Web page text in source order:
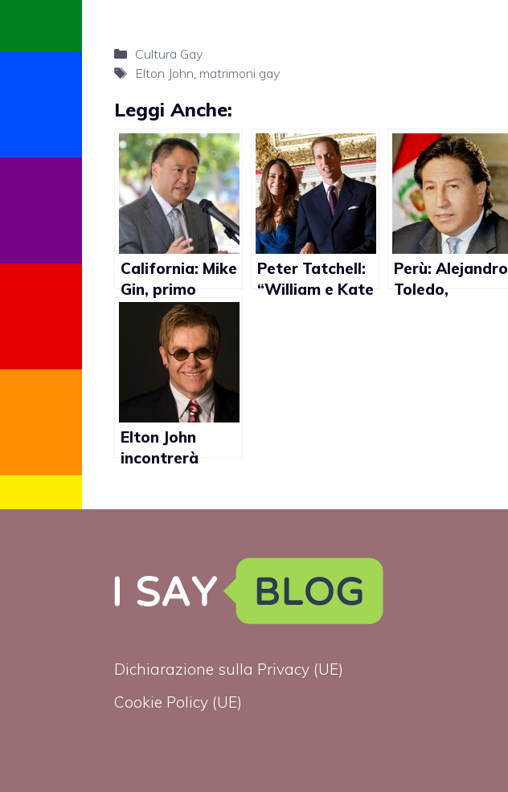
Categorie
Cultura Gay
Tag
Elton John matrimoni gay
Leggi Anche:
California: Mike
Gin, primo
membro del
Congresso gay
e sposato
Peter Tatchell:
“William e Kate
Perù: Alejandro
Toledo,
Elton John
incontrerà
Dichiarazione sulla Privacy (UE)
Cookie Policy (UE)